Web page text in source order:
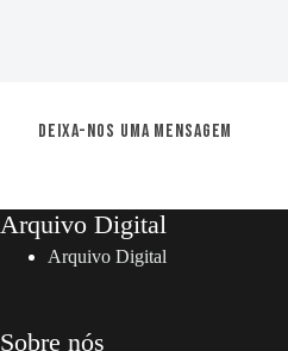
Deixa-nos uma mensagem
Arquivo Digital
Arquivo Digital
Sobre nós